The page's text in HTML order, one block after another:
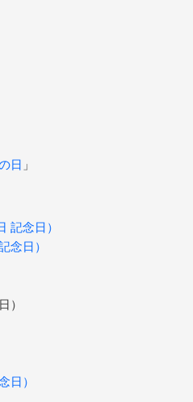
日 」
記念日）
念日）
）
日）